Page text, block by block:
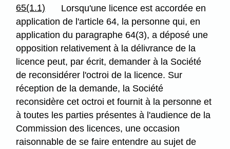
65(1.1)
Lorsqu'une licence est accordée en
application de l'article 64, la personne qui, en
application du paragraphe 64(3), a déposé une
opposition relativement à la délivrance de la
licence peut, par écrit, demander à la Société
de reconsidérer l'octroi de la licence. Sur
réception de la demande, la Société
reconsidère cet octroi et fournit à la personne et
à toutes les parties présentes à l'audience de la
Commission des licences, une occasion
raisonnable de se faire entendre au sujet de